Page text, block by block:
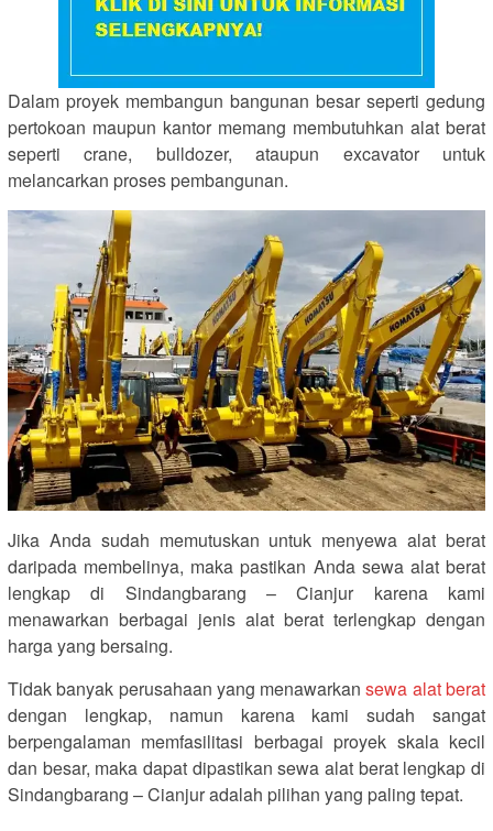
Dalam proyek membangun bangunan besar seperti gedung
pertokoan maupun kantor memang membutuhkan alat berat
seperti crane, bulldozer, ataupun excavator untuk
melancarkan proses pembangunan.
Jika Anda sudah memutuskan untuk menyewa alat berat
daripada membelinya, maka pastikan Anda sewa alat berat
lengkap di Sindangbarang – Cianjur karena kami
menawarkan berbagai jenis alat berat terlengkap dengan
harga yang bersaing.
Tidak banyak perusahaan yang menawarkansewa alat berat
dengan lengkap, namun karena kami sudah sangat
berpengalaman memfasilitasi berbagai proyek skala kecil
dan besar, maka dapat dipastikan sewa alat berat lengkap di
Sindangbarang – Cianjur adalah pilihan yang paling tepat.